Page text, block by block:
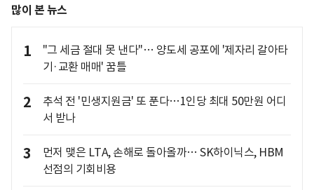
많이 본 뉴스
1
"그 세금 절대 못 낸다"… 양도세 공포에 '제자리 갈아타
기·교환 매매' 꿈틀
2
추석 전 '민생지원금' 또 푼다…1인당 최대 50만원 어디
서 받나
3
먼저 맺은 LTA, 손해로 돌아올까… SK하이닉스, HBM
선점의 기회비용